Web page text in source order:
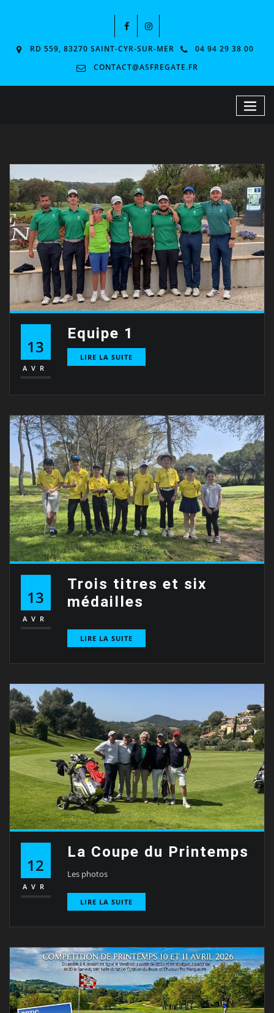
RD 559, 83270 SAINT-CYR-SUR-MER
04 94 29 38 00
CONTACT@ASFREGATE.FR
13
AVR
Equipe 1
LIRE LA SUITE
13
AVR
Trois titres et six
médailles
LIRE LA SUITE
12
AVR
La Coupe du Printemps
Les photos
LIRE LA SUITE